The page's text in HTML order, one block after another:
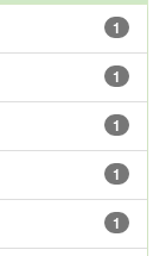
1
1
1
1
1